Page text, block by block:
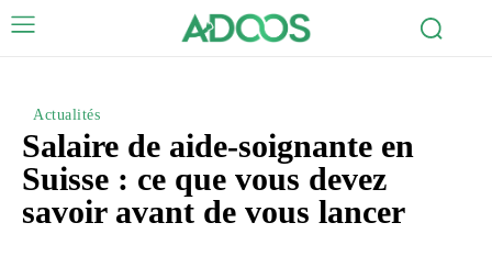
Actualités
Salaire de aide-soignante en
Suisse : ce que vous devez
savoir avant de vous lancer